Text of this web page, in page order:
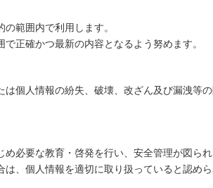
範囲内で利用します。
正確かつ最新の内容となるよう努めます。
は個人情報の紛失、破壊、改ざん及び漏洩等
必要な教育・啓発を行い、安全管理が図られ
、個人情報を適切に取り扱っていると認め